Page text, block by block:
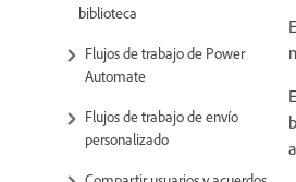
biblioteca
Flujos de trabajo de Power
Automate
Flujos de trabajo de envío
personalizado